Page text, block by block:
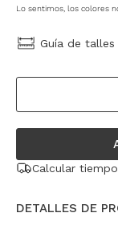
Lo sentimos, los colores
Guía de talles
Calcular
DETALLES DE